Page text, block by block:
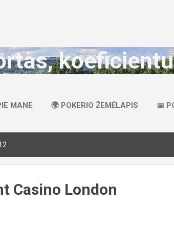
MANE 🌍 POKERIO ŽEMĖLAPIS 📅
Casino London